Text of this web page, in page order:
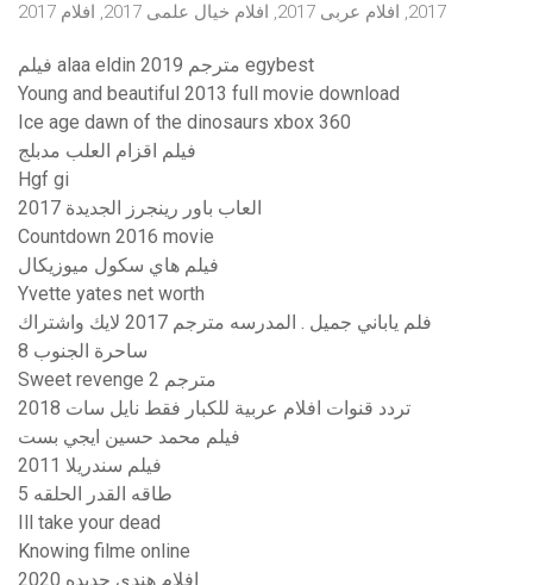
2017, افلام عربى 2017, افلام خيال علمى 2017, افلام 2017
فيلم alaa eldin 2019 مترجم egybest
Young and beautiful 2013 full movie download
Ice age dawn of the dinosaurs xbox 360
فيلم اقزام العلب مدبلج
Hgf gi
العاب باور رينجرز الجديدة 2017
Countdown 2016 movie
فيلم هاي سكول ميوزيكال
Yvette yates net worth
فلم ياباني جميل . المدرسه مترجم 2017 لايك واشتراك
ساحرة الجنوب 8
Sweet revenge 2 مترجم
تردد قنوات افلام عربية للكبار فقط نايل سات 2018
فيلم محمد حسين ايجي بست
فيلم سندريلا 2011
طاقه القدر الحلقه 5
Ill take your dead
Knowing filme online
افلام هندي جديده 2020